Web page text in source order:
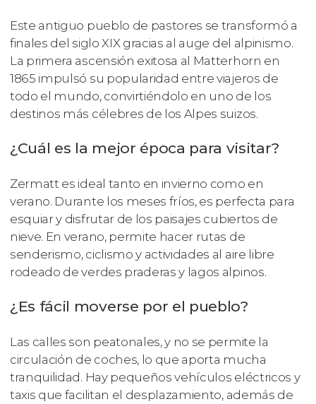
Este antiguo pueblo de pastores se transformó a
finales del siglo XIX gracias al auge del alpinismo.
La primera ascensión exitosa al Matterhorn en
1865 impulsó su popularidad entre viajeros de
todo el mundo, convirtiéndolo en uno de los
destinos más célebres de los Alpes suizos.
¿Cuál es la mejor época para visitar?
Zermatt es ideal tanto en invierno como en
verano. Durante los meses fríos, es perfecta para
esquiar y disfrutar de los paisajes cubiertos de
nieve. En verano, permite hacer rutas de
senderismo, ciclismo y actividades al aire libre
rodeado de verdes praderas y lagos alpinos.
¿Es fácil moverse por el pueblo?
Las calles son peatonales, y no se permite la
circulación de coches, lo que aporta mucha
tranquilidad. Hay pequeños vehículos eléctricos y
taxis que facilitan el desplazamiento, además de